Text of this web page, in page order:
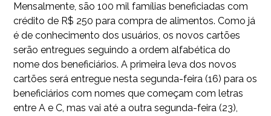
Mensalmente, são 100 mil famílias beneficiadas com
crédito de R$ 250 para compra de alimentos. Como já
é de conhecimento dos usuários, os novos cartões
serão entregues seguindo a ordem alfabética do
nome dos beneficiários. A primeira leva dos novos
cartões será entregue nesta segunda-feira (16) para os
beneficiários com nomes que começam com letras
entre A e C, mas vai até a outra segunda-feira (23),